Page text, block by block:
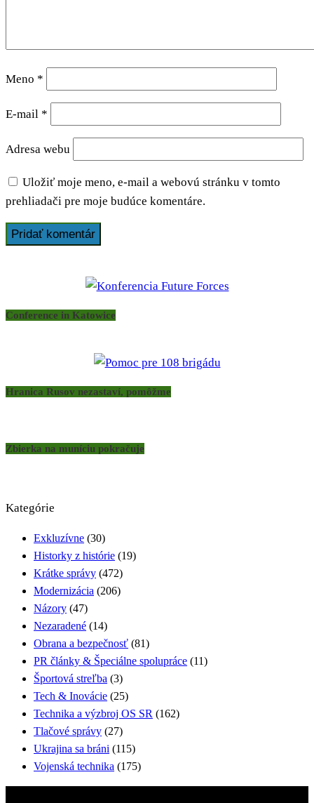
Meno *
E-mail *
Adresa webu
Uložiť moje meno, e-mail a webovú stránku v tomto
prehliadači pre moje budúce komentáre.
Conference in Katowice
Hranica Rusov nezastaví, pomôžme
Zbierka na muníciu pokračuje
Kategórie
Exkluzívne (30)
Historky z histórie (19)
Krátke správy (472)
Modernizácia (206)
Názory (47)
Nezaradené (14)
Obrana a bezpečnosť (81)
PR články & Špeciálne spolupráce (11)
Športová streľba (3)
Tech & Inovácie (25)
Technika a výzbroj OS SR (162)
Tlačové správy (27)
Ukrajina sa bráni (115)
Vojenská technika (175)